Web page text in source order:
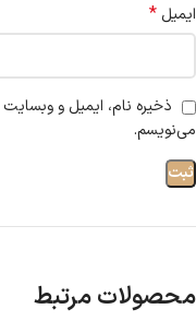
ایمیل *
ذخیره نام، ایمیل و
می‌نویسم.
محصولات مرتبط